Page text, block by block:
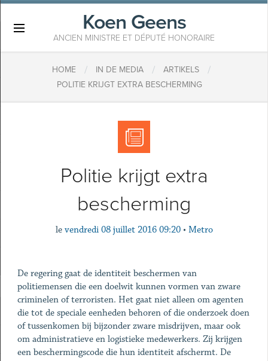
Koen Geens
ANCIEN MINISTRE ET DÉPUTÉ HONORAIRE
HOME / IN DE MEDIA / ARTIKELS /
POLITIE KRIJGT EXTRA BESCHERMING
Politie krijgt extra
bescherming
le vendredi 08 juillet 2016 09:20 • Metro
De regering gaat de identiteit beschermen van
politiemensen die een doelwit kunnen vormen van zware
criminelen of terroristen. Het gaat niet alleen om agenten
die tot de speciale eenheden behoren of die onderzoek doen
of tussenkomen bij bijzonder zware misdrijven, maar ook
om administratieve en logistieke medewerkers. Zij krijgen
een beschermingscode die hun identiteit afschermt. De